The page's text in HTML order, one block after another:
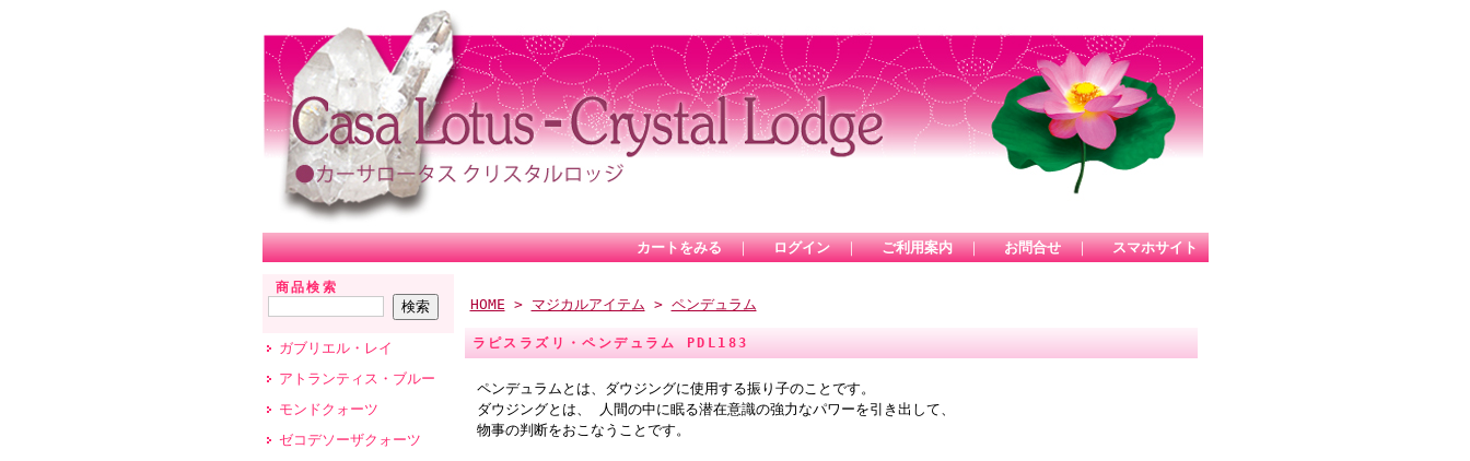
カートをみる ｜ ログイン ｜ ご利用案内 ｜ お問合せ ｜ スマホサイト
商品検索
ガブリエル・レイ
アトランティス・ブルー
モンドクォーツ
ゼコデソーザクォーツ
HOME > マジカルアイテム > ペンデュラム
ラピスラズリ・ペンデュラム PDL183
ペンデュラムとは、ダウジングに使用する振り子のことです。
ダウジングとは、 人間の中に眠る潜在意識の強力なパワーを引き出して、
物事の判断をおこなうことです。